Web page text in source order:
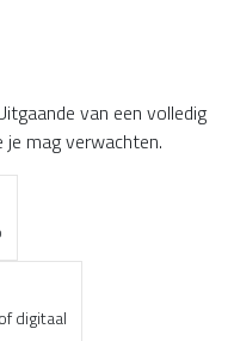
van een volledig
mag verwachten.
digitaal